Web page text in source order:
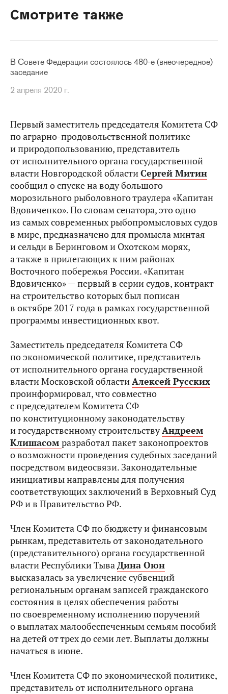
Смотрите также
В Совете Федерации состоялось 480-е (внеочередное)
заседание
2 апреля 2020 г.
Первый заместитель председателя Комитета СФ
по аграрно-продовольственной политике
и природопользованию, представитель
от исполнительного органа государственной
власти Новгородской областиСергей Митин
сообщил о спуске на воду большого
морозильного рыболовного траулера «Капитан
Вдовиченко». По словам сенатора, это одно
из самых современных рыбопромысловых судов
в мире, предназначено для промысла минтая
и сельди в Беринговом и Охотском морях,
а также в прилегающих к ним районах
Восточного побережья России. «Капитан
Вдовиченко» — первый в серии судов, контракт
на строительство которых был пописан
в октябре 2017 года в рамках государственной
программы инвестиционных квот.
Заместитель председателя Комитета СФ
по экономической политике, представитель
от исполнительного органа государственной
власти Московской областиАлексей Русских
проинформировал, что совместно
с председателем Комитета СФ
по конституционному законодательству
и государственному строительствуАндреем
Клишасом разработал пакет законопроектов
о возможности проведения судебных заседаний
посредством видеосвязи. Законодательные
инициативы направлены для получения
соответствующих заключений в Верховный Суд
РФ и в Правительство РФ.
Член Комитета СФ по бюджету и финансовым
рынкам, представитель от законодательного
(представительного) органа государственной
власти Республики ТываДина Оюн
высказалась за увеличение субвенций
региональным органам записей гражданского
состояния в целях обеспечения работы
по своевременному исполнению поручений
о выплатах малообеспеченным семьям пособий
на детей от трех до семи лет. Выплаты должны
начаться в июне.
Член Комитета СФ по экономической политике,
представитель от исполнительного органа